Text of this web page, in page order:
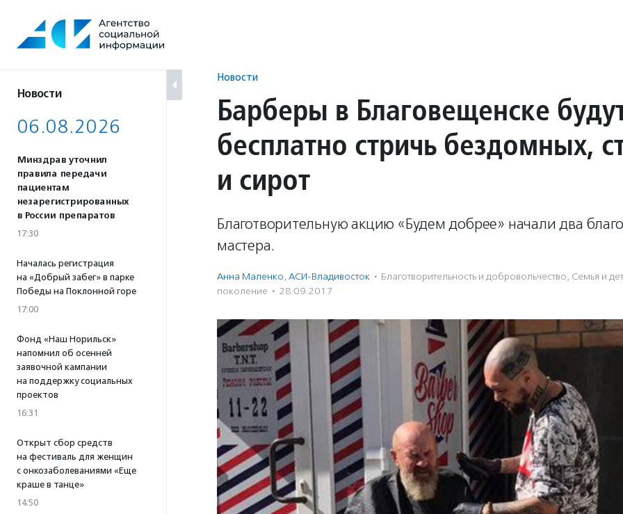
содержанию
Новости
06.08.2026
Минздрав уточнил
правила передачи
пациентам
незарегистрированных
в России препаратов
17:30
Началась регистрация
на «Добрый забег» в парке
Победы на Поклонной горе
17:00
Фонд «Наш Норильск»
напомнил об осенней
заявочной кампании
на поддержку социальных
проектов
16:31
Открыт сбор средств
на фестиваль для женщин
с онкозаболеваниями «Еще
краше в танце»
14:50
Новости
Барберы в Благовещенске
бесплатно стричь бездомных,
и сирот
Благотворительную акцию «Будем добрее» начали два
мастера.
Анна Маленко, АСИ-Владивосток · Благотвори­тель­ность и доброволь­чест­во, Семья и
поколение · 28.09.2017